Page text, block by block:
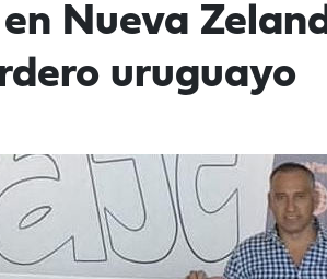
Nueva
uruguayo